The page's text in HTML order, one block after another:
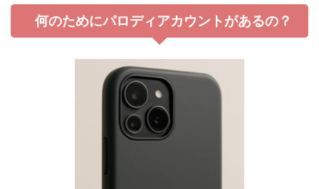
何のためにパロディアカウントがあるの？